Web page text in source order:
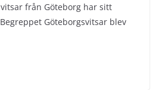
från Göteborg har sitt
Göteborgsvitsar blev